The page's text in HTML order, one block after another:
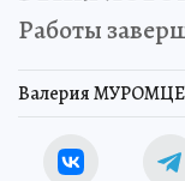
Работы
Валерия